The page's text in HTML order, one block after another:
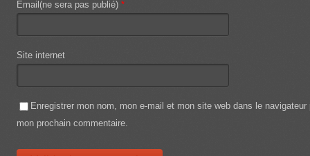
Email(ne sera pas publié) *
Site internet
Enregistrer mon nom, mon e-mail et mon site web dans le navigateur
mon prochain commentaire.